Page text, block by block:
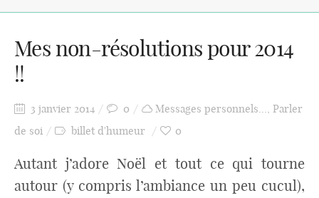
Mes non-résolutions pour 2014
!!
3 janvier 2014 0 Messages personnels..., Parler
de soi
billet d'humeur 0
Autant j’adore Noël et tout ce qui tourne
autour (y compris l’ambiance un peu cucul),